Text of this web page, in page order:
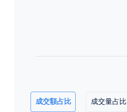
成交額占比 成交量占比